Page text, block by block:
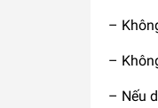
–
–
– Nếu